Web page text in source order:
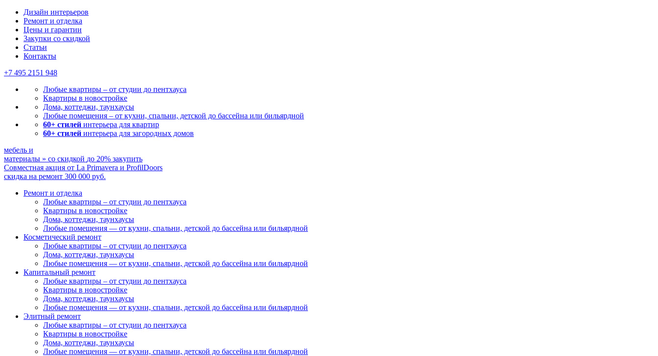
Дизайн интерьеров
Ремонт и отделка
Цены и гарантии
Закупки со скидкой
Статьи
Контакты
+7 495 2151 948
Любые квартиры – от студии до пентхауса
Квартиры в новостройке
Дома, коттеджи, таунхаусы
Любые помещения – от кухни, спальни, детской до бассейна или бильярдной
60+ стилей интерьера для квартир
60+ стилей интерьера для загородных домов
мебель и
материалы » со скидкой до 20% закупить
Совместная акция от La Primavera и ProfilDoors
скидка на ремонт 300 000 руб.
Ремонт и отделка
Любые квартиры – от студии до пентхауса
Квартиры в новостройке
Дома, коттеджи, таунхаусы
Любые помещения — от кухни, спальни, детской до бассейна или бильярдной
Косметический ремонт
Любые квартиры – от студии до пентхауса
Дома, коттеджи, таунхаусы
Любые помещения — от кухни, спальни, детской до бассейна или бильярдной
Капитальный ремонт
Любые квартиры – от студии до пентхауса
Квартиры в новостройке
Дома, коттеджи, таунхаусы
Любые помещения — от кухни, спальни, детской до бассейна или бильярдной
Элитный ремонт
Любые квартиры – от студии до пентхауса
Квартиры в новостройке
Дома, коттеджи, таунхаусы
Любые помещения — от кухни, спальни, детской до бассейна или бильярдной